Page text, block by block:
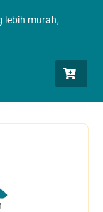
lebih murah,